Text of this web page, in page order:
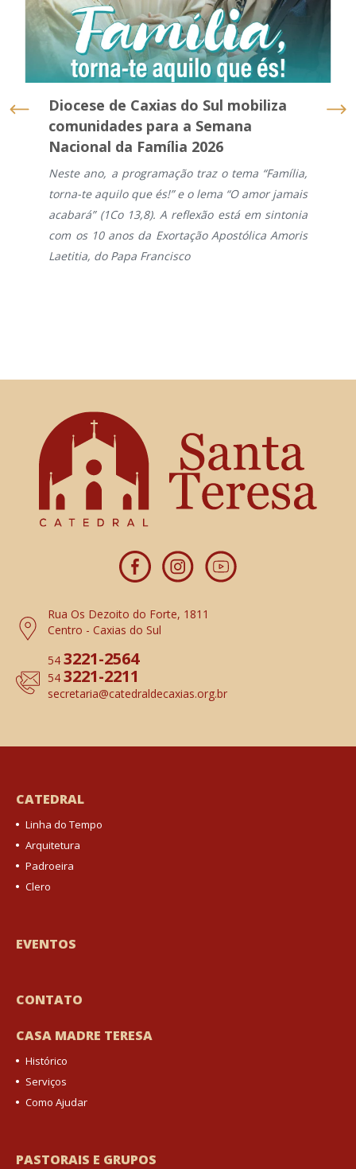
Diocese de Caxias do Sul mobiliza
comunidades para a Semana
Nacional da Família 2026
Neste ano, a programação traz o tema “Família,
torna-te aquilo que és!” e o lema “O amor jamais
acabará” (1Co 13,8). A reflexão está em sintonia
com os 10 anos da Exortação Apostólica Amoris
Laetitia, do Papa Francisco
Rua Os Dezoito do Forte, 1811
Centro - Caxias do Sul
54 3221-2564
54 3221-2211
secretaria@catedraldecaxias.org.br
CATEDRAL
Linha do Tempo
Arquitetura
Padroeira
Clero
EVENTOS
CONTATO
CASA MADRE TERESA
Histórico
Serviços
Como Ajudar
PASTORAIS E GRUPOS